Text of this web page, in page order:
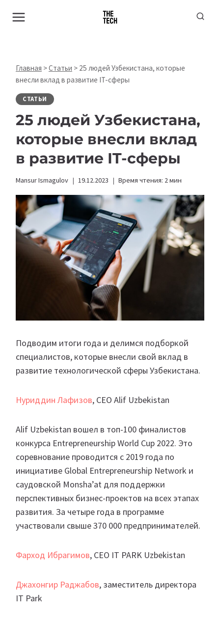
Главная >Статьи > 25 людей Узбекистана, которые
внесли вклад в развитие IT-сферы
СТАТЬИ
25 людей Узбекистана,
которые внесли вклад
в развитие IT-сферы
Mansur Ismagulov 19.12.2023 Время чтения: 2мин
Подводим итоги года и делимся подборкой
специалистов, которые внесли свой вклад в
развитие технологической сферы Узбекистана.
Нуриддин Лафизов, CEO Alif Uzbekistan
Alif Uzbekistan вошел в топ-100 финалистов
конкурса Entrepreneurship World Cup 2022. Это
соревнование проводится с 2019 года по
инициативе Global Entrepreneurship Network и
саудовской Monsha’at для поддержки
перспективных бизнес-проектов на всех этапах
развития. За четыре года в программе
участвовали свыше 370 000 предпринимателей.
Фарход Ибрагимов, CEO IT PARK Uzbekistan
Джахонгир Раджабов, заместитель директора
IT Park